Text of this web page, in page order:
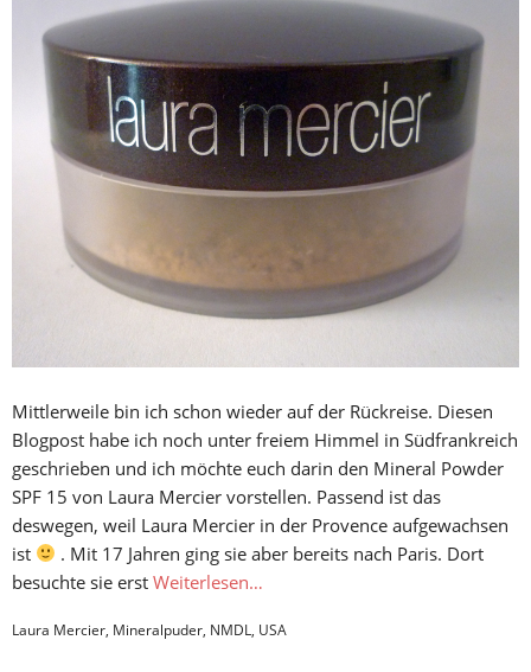
Mittlerweile bin ich schon wieder auf der Rückreise. Diesen
Blogpost habe ich noch unter freiem Himmel in Südfrankreich
geschrieben und ich möchte euch darin den Mineral Powder
SPF 15 von Laura Mercier vorstellen. Passend ist das
deswegen, weil Laura Mercier in der Provence aufgewachsen
ist
. Mit 17 Jahren ging sie aber bereits nach Paris. Dort
besuchte sie erst Weiterlesen…
Laura Mercier, Mineralpuder, NMDL, USA